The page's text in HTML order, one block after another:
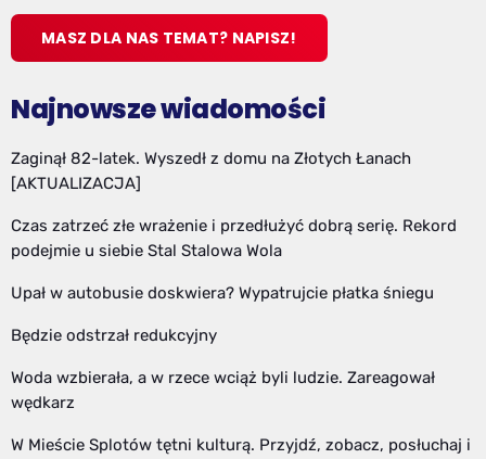
MASZ DLA NAS TEMAT? NAPISZ!
Najnowsze wiadomości
Zaginął 82-latek. Wyszedł z domu na Złotych Łanach
[AKTUALIZACJA]
Czas zatrzeć złe wrażenie i przedłużyć dobrą serię. Rekord
podejmie u siebie Stal Stalowa Wola
Upał w autobusie doskwiera? Wypatrujcie płatka śniegu
Będzie odstrzał redukcyjny
Woda wzbierała, a w rzece wciąż byli ludzie. Zareagował
wędkarz
W Mieście Splotów tętni kulturą. Przyjdź, zobacz, posłuchaj i